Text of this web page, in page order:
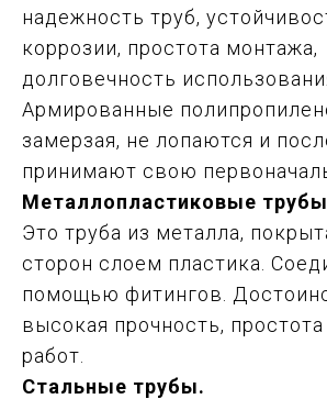
надежность труб,
коррозии, простота монтажа,
долговечность
Армированные
замерзая, не лопаются и
принимают свою
Металлопластиковые
Это труба из металла,
сторон слоем пластика.
помощью фитингов.
высокая прочность,
работ.
Стальные трубы.